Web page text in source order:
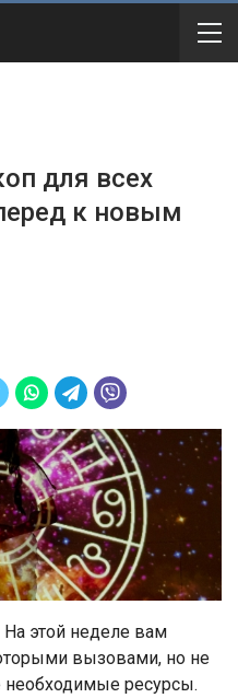
для всех
к новым
этой неделе вам
вызовами, но не
необходимые ресурсы.